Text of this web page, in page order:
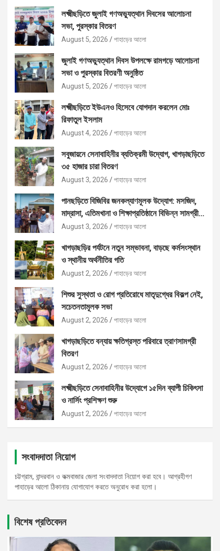
লক্ষ্মীছড়িতে জুলাই গণঅভ্যুত্থান দিবসের আলোচনা
সভা, পুরস্কার বিতরণ
August 5, 2026 পাহাড়ের আলো
জুলাই গণঅভ্যুত্থান দিবস উপলক্ষে রামগড়ে আলোচনা
সভা ও পুরস্কার বিতরণী অনুষ্ঠিত
August 5, 2026 পাহাড়ের আলো
লক্ষ্মীছড়িতে ইউএনও হিসেবে যোগদান করলেন মোঃ
রিফাতুল ইসলাম
August 4, 2026 পাহাড়ের আলো
সবুজায়নে সেনাবাহিনীর ব্যতিক্রমী উদ্যোগ, খাগড়াছড়িতে
৩৫ হাজার চারা বিতরণ
August 3, 2026 পাহাড়ের আলো
পানছড়িতে বিজিবির জনকল্যাণমূলক উদ্যোগ: মসজিদ,
মাদ্রাসা, এতিমখানা ও শিক্ষাপ্রতিষ্ঠানে বিভিন্ন সামগ্রী
বিতরণ
August 3, 2026 পাহাড়ের আলো
খাগড়াছড়ির পর্যটনে নতুন সম্ভাবনা, বাড়ছে কর্মসংস্থান
ও স্থানীয় অর্থনীতির গতি
August 2, 2026 পাহাড়ের আলো
শিশুর সুস্থতা ও রোগ প্রতিরোধে মাতৃদুগ্ধের বিকল্প নেই,
সচেতনতামূলক সভা
August 2, 2026 পাহাড়ের আলো
খাগড়াছড়িতে বন্যায় ক্ষতিগ্রস্ত পরিবারে ত্রাণসামগ্রী
বিতরণ
August 2, 2026 পাহাড়ের আলো
লক্ষ্মীছড়িতে সেনাবাহিনীর উদ্যোগে ১৫দিন ব্যাপী চিকিৎসা
ও নার্সিং প্রশিক্ষণ শুরু
August 2, 2026 পাহাড়ের আলো
সংবাদদাতা নিয়োগ
চট্টগ্রাম, বান্দরবান ও কক্মবাজার জেলা সংবাদদাতা নিয়োগ করা হবে। আগ্রহীগণ
পাহাড়ের আলো ঠিকানায় যোগাযোগ করতে অনুরোধ করা হলো।
বিশেষ প্রতিবেদন